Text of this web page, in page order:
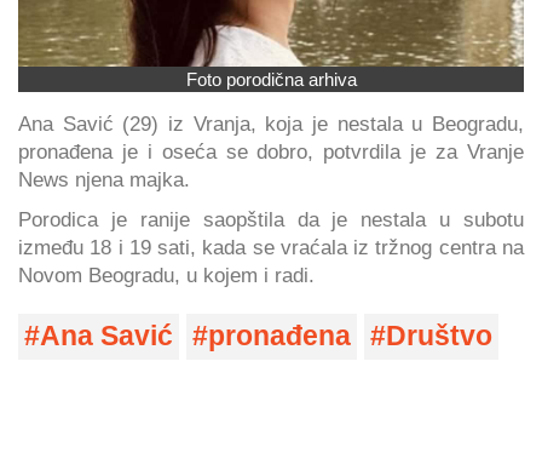
Foto porodična arhiva
Ana Savić (29) iz Vranja, koja je nestala u Beogradu,
pronađena je i oseća se dobro, potvrdila je za Vranje
News njena majka.
Porodica je ranije saopštila da je nestala u subotu
između 18 i 19 sati, kada se vraćala iz tržnog centra na
Novom Beogradu, u kojem i radi.
Ana Savić pronađena Društvo